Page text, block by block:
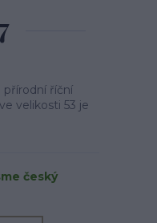
přírodní říční
velikosti 53 je
český